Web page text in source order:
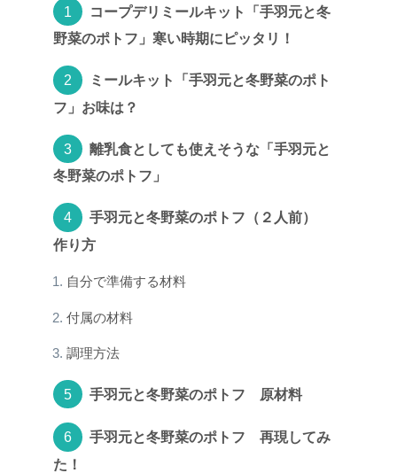
コープデリミールキット「手羽元と冬
野菜のポトフ」寒い時期にピッタリ！
ミールキット「手羽元と冬野菜のポト
フ」お味は？
離乳食としても使えそうな「手羽元と
冬野菜のポトフ」
手羽元と冬野菜のポトフ（２人前）
作り方
自分で準備する材料
付属の材料
調理方法
手羽元と冬野菜のポトフ 原材料
手羽元と冬野菜のポトフ 再現してみ
た！